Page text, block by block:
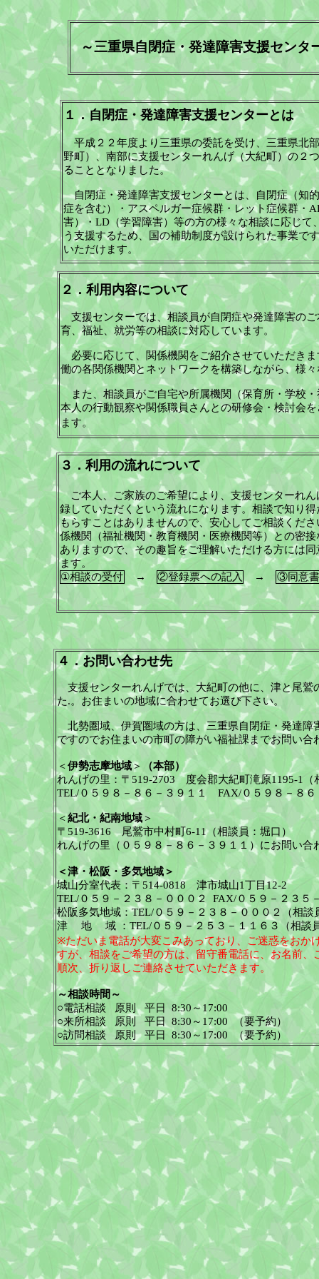
～三重県自閉症・発達障害支援センタ
１．自閉症・発達障害支援センターとは
平成２２年度より三重県の委託を受け、三重県北
野町）、南部に支援センターれんげ（大紀町）の２
ることとなりました。
自閉症・発達障害支援センターとは、自閉症（知
症を含む）・アスペルガー症候群・レット症候群・
害）・ LD （学習障害）等の方の様々な相談に応じ
う支援するため、国の補助制度が設けられた事業で
いただけます。
２．利用内容について
支援センターでは、相談員が自閉症や発達障害の
育、福祉、就労等の相談に対応しています。
必要に応じて、関係機関をご紹介させていただき
働の各関係機関とネットワークを構築しながら、様
また、相談員がご自宅や所属機関（保育所・学校
本人の行動観察や関係職員さんとの研修会・検討会
ます。
３．利用の流れについて
ご本人、ご家族のご希望により、支援センターれ
録していただくという流れになります。相談で知り
もらすことはありませんので、安心してご相談くだ
係機関（福祉機関・教育機関・医療機関等）との密
ありますので、その趣旨をご理解いただける方には
ます。
①相談の受付
→ ②登録票への記入→ ③同意
４．お問い合わせ先
支援センターれんげでは、大紀町の他に、津と尾鷲
た.。お住まいの地域に合わせてお選び下さい。
北勢圏域、伊賀圏域の方は、三重県自閉症・発達障
ですのでお住まいの市町の障がい福祉課までお問い合
＜伊勢志摩地域＞
（本部）
れんげの里：〒 519-2703度会郡大紀町滝原1195-1
TEL/０５９８－８６－３９１１ FAX/０５９８－８
＜紀北・紀南地域＞
〒 519-3616 尾鷲市中村町6-11（相談員：堀口）
れんげの里（０５９８－８６－３９１１）にお問い合
＜津・松阪・多気地域＞
城山分室代表： 〒 514-0818津市城山1丁目12-2
TEL/０５９ － ２３８ － ０００２ FAX/０５９－２３５
松阪多気地域：TEL/０５９ － ２３８ －０００２（相談
津 地 域 ： TEL/０５９－２５３－１１６３（相談
※ただいま電話が大変こみあっており、ご迷惑をおか
すが、相談をご希望の方は、留守番電話に、お名前、
順次、折り返しご連絡させていただきます。
～相談時間～
○電話相談
原則 平日 8:30 ～17:00
○来所相談
原則 平日 8:30 ～ 17:00
（要予約）
○訪問相談
原則 平日 8:30～ 17:00 （要予約）